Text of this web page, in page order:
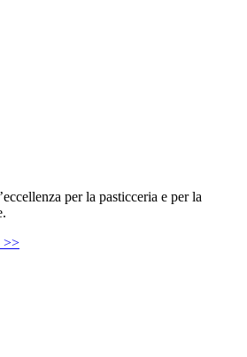
per la pasticceria e per la
>>